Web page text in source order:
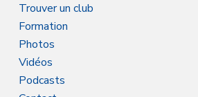
Trouver un club
Formation
Photos
Vidéos
Podcasts